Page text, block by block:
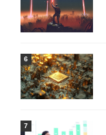
6
7